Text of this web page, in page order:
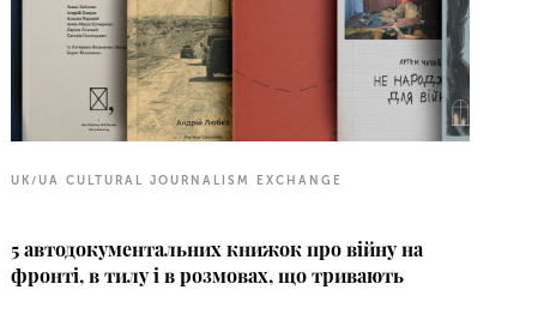
UK/UA CULTURAL JOURNALISM EXCHANGE
5 автодокументальних книжок про війну на
фронті, в тилу і в розмовах, що тривають